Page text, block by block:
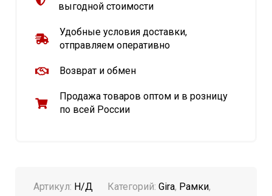
выгодной стоимости
Удобные условия доставки,
отправляем оперативно
Возврат и обмен
Продажа товаров оптом и в розницу
по всей России
Артикул: Н/Д Категорий: Gira, Рамки,